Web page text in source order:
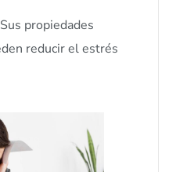
propiedades
reducir el estrés